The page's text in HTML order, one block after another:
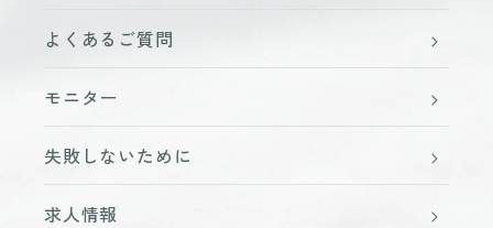
よくあるご質問
モニター
失敗しないために
求人情報